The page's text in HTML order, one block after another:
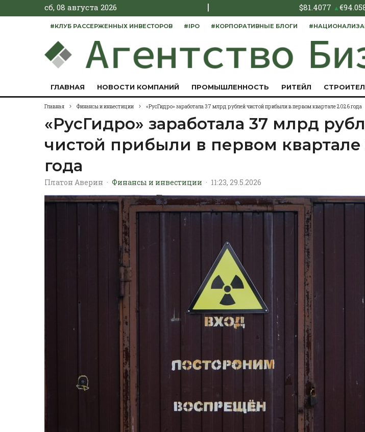
сб, 08 августа 2026 | $81.4077 ▲€
#КЛУБ РАССЕРЖЕННЫХ ИНВЕСТОРОВ #IPO #КОРПОРАТИВНЫЕ БЛОГИ
ГЛАВНАЯ НОВОСТИ КОМПАНИЙ ПРОМЫШЛЕННОСТЬ РИТЕЙЛ
Главная Финансы и инвестиции «РусГидро» заработала 37 млрд рублей чистой прибыли в первом квартале 2026 года
«РусГидро» заработала 37 млрд
чистой прибыли в первом квартале
года
Платон Аверин · Финансы и инвестиции · 11:23, 29.5.2026